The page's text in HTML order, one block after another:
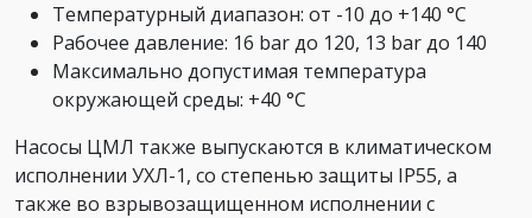
Температурный диапазон: от -10 до +140 °C
Рабочее давление: 16 bar до 120, 13 bar до 140
Максимально допустимая температура
окружающей среды: +40 °C
Насосы ЦМЛ также выпускаются в климатическом
исполнении УХЛ-1, со степенью защиты IP55, а
также во взрывозащищенном исполнении с